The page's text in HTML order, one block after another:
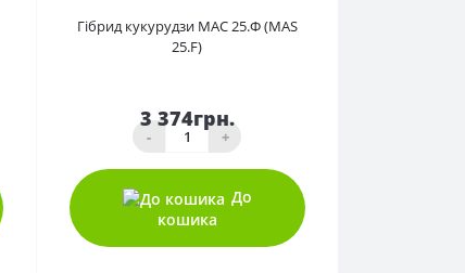
Гібрид кукурудзи МАС 25.Ф (MAS
25.F)
3 374грн.
- +
До
кошика